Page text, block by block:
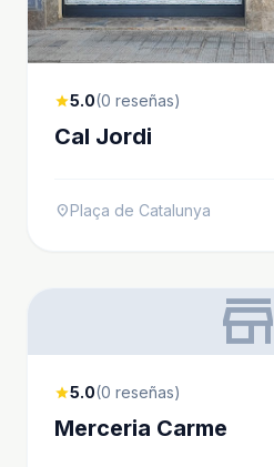
star5.0(0 reseñas)
Cal Jordi
location_onPlaça de Catalunya
store
star5.0(0 reseñas)
Merceria Carme